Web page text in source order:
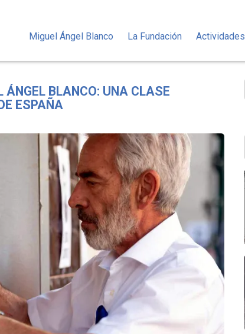
Miguel Ángel Blanco La Fundación Actividades
ÁNGEL BLANCO: UNA CLASE
ESPAÑA